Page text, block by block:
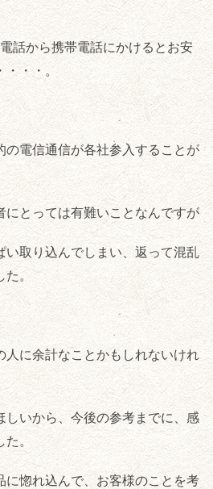
話から携帯電話にかけるとお安
・・・。
の電信通信が各社参入することが
にとっては有難いことなんですが
い取り込んでしまい、返って混乱
。
人に余計なことかもしれないけれ
しいから、今後の参考までに、感
。
に惚れ込んで、お客様のことを考